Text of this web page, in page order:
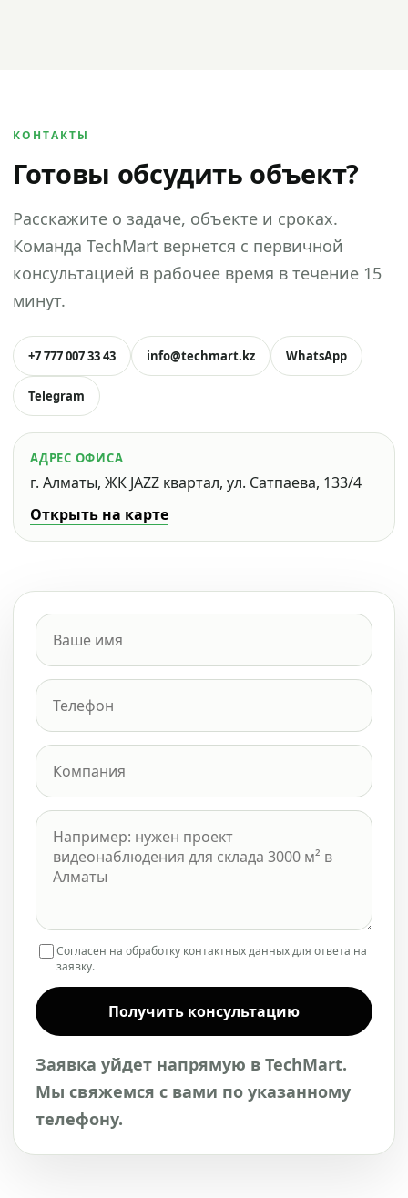
КОНТАКТЫ
Готовы обсудить объект?
Расскажите о задаче, объекте и сроках.
Команда TechMart вернется с первичной
консультацией в рабочее время в течение 15
минут.
+7 777 007 33 43 info@techmart.kz WhatsApp
Telegram
АДРЕС ОФИСА
г. Алматы, ЖК JAZZ квартал, ул. Сатпаева, 133/4
Открыть на карте
Согласен на обработку контактных данных для ответа на
заявку.
Получить консультацию
Заявка уйдет напрямую в TechMart.
Мы свяжемся с вами по указанному
телефону.